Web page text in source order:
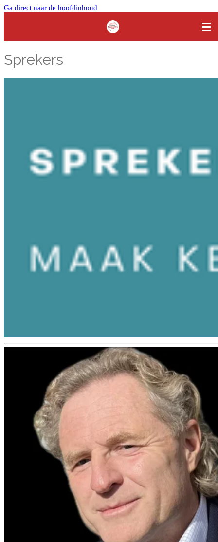
Ga direct naar de hoofdinhoud
Sprekers